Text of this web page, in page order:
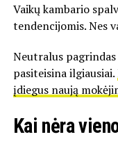
Vaikų kambario
tendencijomis. Nes
Neutralus
pasiteisina ilgiausiai.
įdiegus naują
Kai nėra